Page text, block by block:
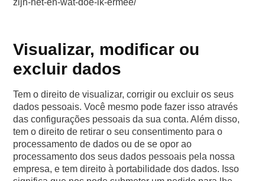
zijn-het-en-wat-doe-ik-ermee/
Visualizar, modificar ou
excluir dados
Tem o direito de visualizar, corrigir ou excluir os seus
dados pessoais. Você mesmo pode fazer isso através
das configurações pessoais da sua conta. Além disso,
tem o direito de retirar o seu consentimento para o
processamento de dados ou de se opor ao
processamento dos seus dados pessoais pela nossa
empresa, e tem direito à portabilidade dos dados. Isso